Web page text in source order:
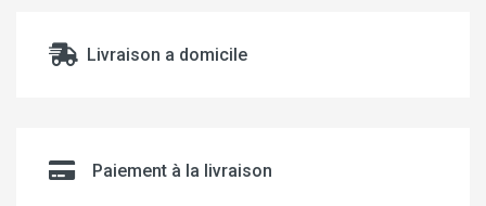
Livraison a domicile
Paiement à la livraison